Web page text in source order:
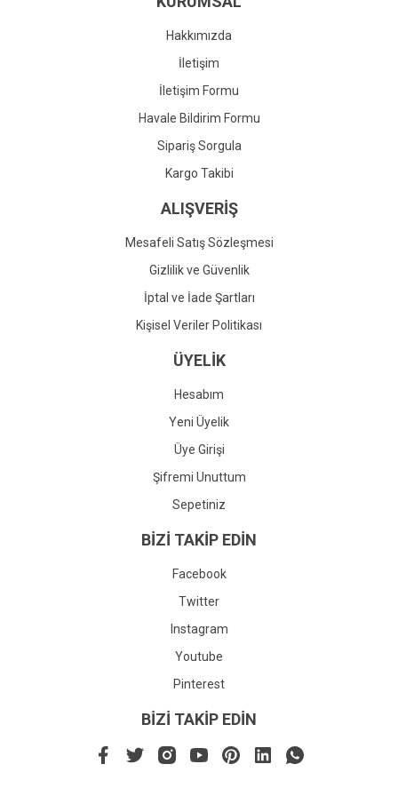
Gönder
Hakkımızda
İletişim
İletişim Formu
Havale Bildirim Formu
Sipariş Sorgula
Kargo Takibi
ALIŞVERİŞ
Mesafeli Satış Sözleşmesi
Gizlilik ve Güvenlik
İptal ve İade Şartları
Kişisel Veriler Politikası
ÜYELİK
Hesabım
Yeni Üyelik
Üye Girişi
Şifremi Unuttum
Sepetiniz
BİZİ TAKİP EDİN
Facebook
Twitter
Instagram
Youtube
Pinterest
BİZİ TAKİP EDİN